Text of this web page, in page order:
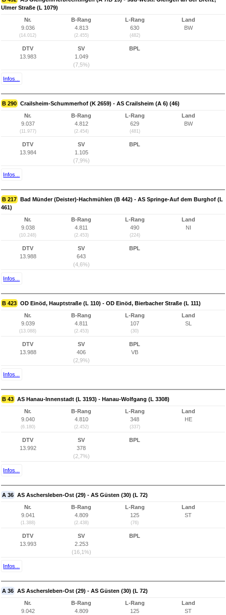
Ulmer Straße (L 1079)
Nr.
9.036
(14.012)
B-Rang
4.813
(2.455)
L-Rang
630
(482)
Land
BW
DTV
13.983
SV
1.049
(7,5%)
BPL
Infos...
B 290 Crailsheim-Schummerhof (K 2659) - AS Crailsheim (A 6) (46)
Nr.
9.037
(11.977)
B-Rang
4.812
(2.454)
L-Rang
629
(481)
Land
BW
DTV
13.984
SV
1.105
(7,9%)
BPL
Infos...
B 217 Bad Münder (Deister)-Hachmühlen (B 442) - AS Springe-Auf dem Burghof (L
461)
Nr.
9.038
(10.248)
B-Rang
4.811
(2.453)
L-Rang
490
(224)
Land
NI
DTV
13.988
SV
643
(4,6%)
BPL
Infos...
B 423 OD Einöd, Hauptstraße (L 110) - OD Einöd, Bierbacher Straße (L 111)
Nr.
9.039
(13.088)
B-Rang
4.811
(2.453)
L-Rang
107
(30)
Land
SL
DTV
13.988
SV
406
(2,9%)
BPL
VB
Infos...
B 43 AS Hanau-Innenstadt (L 3193) - Hanau-Wolfgang (L 3308)
Nr.
9.040
(6.180)
B-Rang
4.810
(2.452)
L-Rang
348
(337)
Land
HE
DTV
13.992
SV
378
(2,7%)
BPL
Infos...
A 36 AS Aschersleben-Ost (29) - AS Güsten (30) (L 72)
Nr.
9.041
(1.388)
B-Rang
4.809
(2.438)
L-Rang
125
(76)
Land
ST
DTV
13.993
SV
2.253
(16,1%)
BPL
Infos...
A 36 AS Aschersleben-Ost (29) - AS Güsten (30) (L 72)
Nr.
9.042
B-Rang
4.809
L-Rang
125
Land
ST